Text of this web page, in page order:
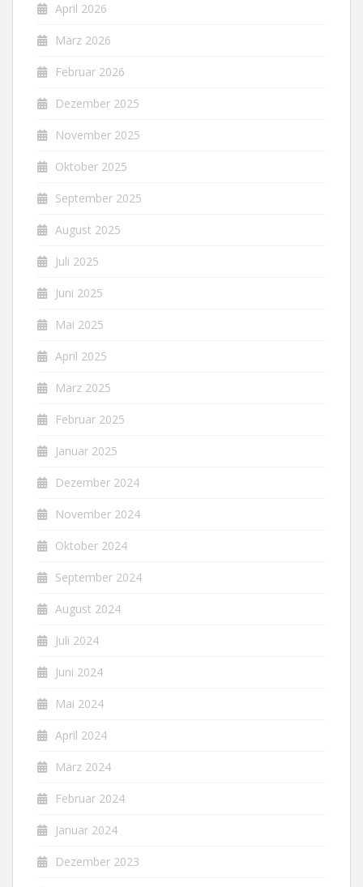
April 2026
März 2026
Februar 2026
Dezember 2025
November 2025
Oktober 2025
September 2025
August 2025
Juli 2025
Juni 2025
Mai 2025
April 2025
März 2025
Februar 2025
Januar 2025
Dezember 2024
November 2024
Oktober 2024
September 2024
August 2024
Juli 2024
Juni 2024
Mai 2024
April 2024
März 2024
Februar 2024
Januar 2024
Dezember 2023